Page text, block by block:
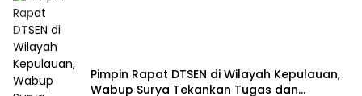
Pimpin Rapat DTSEN di Wilayah Kepulauan,
Wabup Surya Tekankan Tugas dan